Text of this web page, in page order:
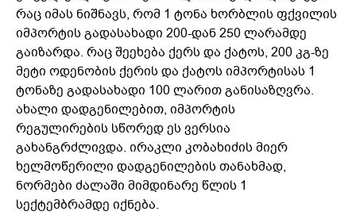
რაც იმას ნიშნავს, რომ 1 ტონა ხორბლის ფქვილის
იმპორტის გადასახადი 200-დან 250 ლარამდე
გაიზარდა. რაც შეეხება ქერს და ქატოს, 200 კგ-ზე
მეტი ოდენობის ქერის და ქატოს იმპორტისას 1
ტონაზე გადასახადი 100 ლარით განისაზღვრა.
ახალი დადგენილებით, იმპორტის
რეგულირების სწორედ ეს ვერსია
გახანგრძლივდა. ირაკლი კობახიძის მიერ
ხელმოწერილი დადგენილების თანახმად,
ნორმები ძალაში მიმდინარე წლის 1
სექტემბრამდე იქნება.